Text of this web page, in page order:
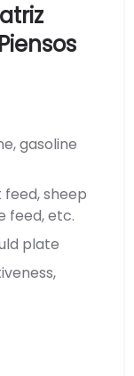
gasoline
feed, sheep
feed, etc.
plate